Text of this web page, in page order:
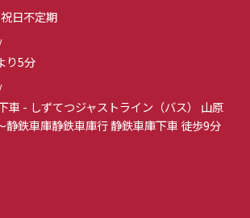
日不定期
り5分
車 - しずてつジャストライン（バス） 山原
静鉄車庫静鉄車庫行 静鉄車庫下車 徒歩9分